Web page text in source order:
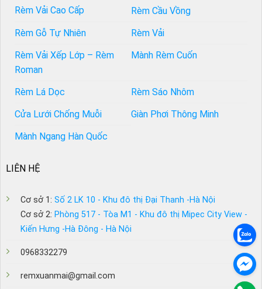
Rèm Vải Cao Cấp
Rèm Cầu Vồng
Rèm Gỗ Tự Nhiên
Rèm Vải
Rèm Vải Xếp Lớp – Rèm
Roman
Mành Rèm Cuốn
Rèm Lá Dọc
Rèm Sáo Nhôm
Cửa Lưới Chống Muỗi
Giàn Phơi Thông Minh
Mành Ngang Hàn Quốc
LIÊN HỆ
Cơ sở 1: Số 2 LK 10 - Khu đô thị Đại Thanh -Hà Nội
Cơ sở 2: Phòng 517 - Tòa M1 - Khu đô thị Mipec City View -
Kiến Hưng -Hà Đông - Hà Nội
0968332279
remxuanmai@gmail.com